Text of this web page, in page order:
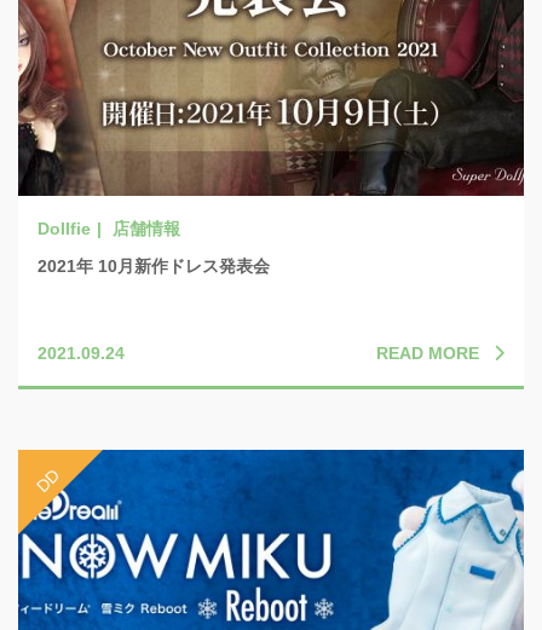
店舗情報
2021年 10月新作ドレス発表会
2021.09.24 READ MORE